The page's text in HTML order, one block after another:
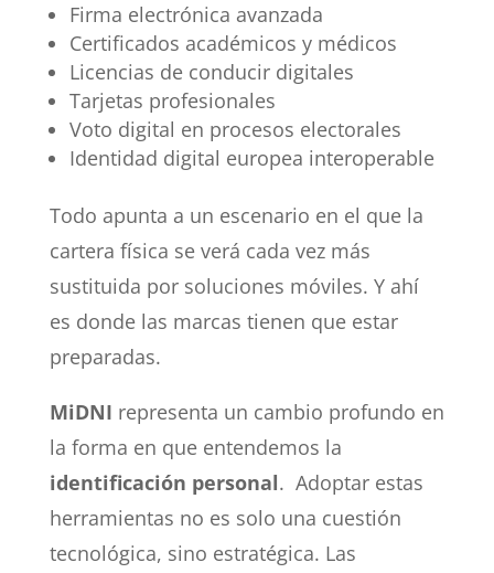
Firma electrónica avanzada
Certificados académicos y médicos
Licencias de conducir digitales
Tarjetas profesionales
Voto digital en procesos electorales
Identidad digital europea interoperable
Todo apunta a un escenario en el que la
cartera física se verá cada vez más
sustituida por soluciones móviles. Y ahí
es donde las marcas tienen que estar
preparadas.
MiDNI representa un cambio profundo en
la forma en que entendemos la
identificación personal. Adoptar estas
herramientas no es solo una cuestión
tecnológica, sino estratégica. Las